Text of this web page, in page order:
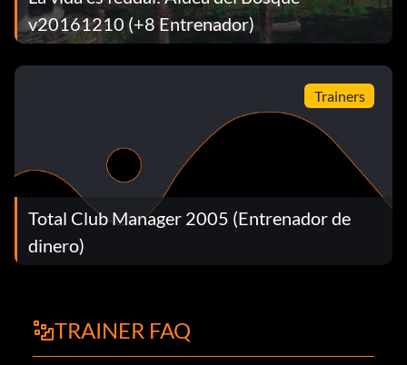
v20161210 (+8 Entrenador)
Trainers
Total Club Manager 2005 (Entrenador de
dinero)
TRAINER FAQ